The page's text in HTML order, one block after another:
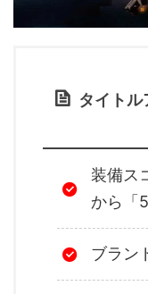
タイト
装備ス
から「
ブラン